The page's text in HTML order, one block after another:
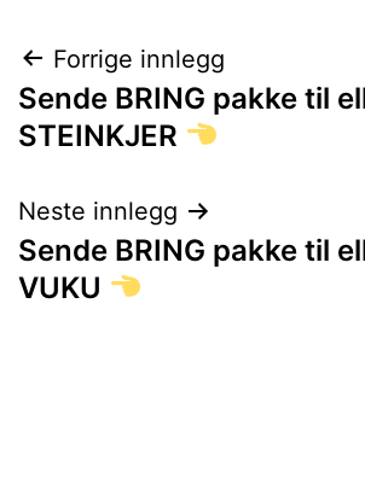
Forrige innlegg
Sende BRING pakke til
STEINKJER
Neste innlegg
Sende BRING pakke til
VUKU